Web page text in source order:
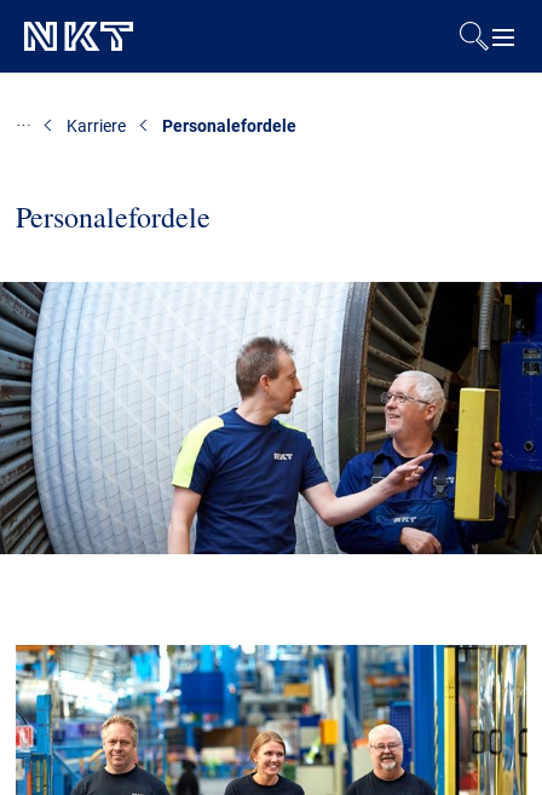
Presse & Events
Om os
Bæredygtighed
Kontakt
Regionale steder
Personalefordele
Karriere Personalefordele